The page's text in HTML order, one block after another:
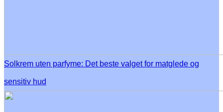
Solkrem uten parfyme: Det beste valget for matglede og
sensitiv hud